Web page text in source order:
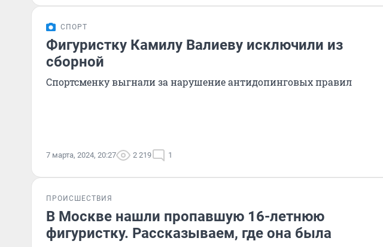
СПОРТ
Фигуристку Камилу Валиеву исключили из
сборной
Спортсменку выгнали за нарушение антидопинговых правил
7 марта, 2024, 20:27 2 219 1
ПРОИСШЕСТВИЯ
В Москве нашли пропавшую 16-летнюю
фигуристку. Рассказываем, где она была